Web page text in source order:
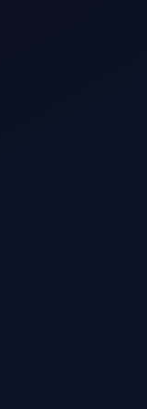
automatikus
tükör
üléssor